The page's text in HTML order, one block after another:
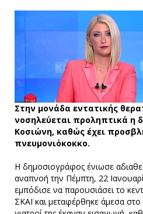
Στην μονάδα εντατικής
νοσηλεύεται προληπτικά η
Κοσιώνη, καθώς έχει
πνευμονιόκοκκο.
Η δημοσιογράφος ένιωσε
αναπνοή την Πέμπτη, 22
εμπόδισε να παρουσιάσει το
ΣΚΑΪ και μεταφέρθηκε άμεσα